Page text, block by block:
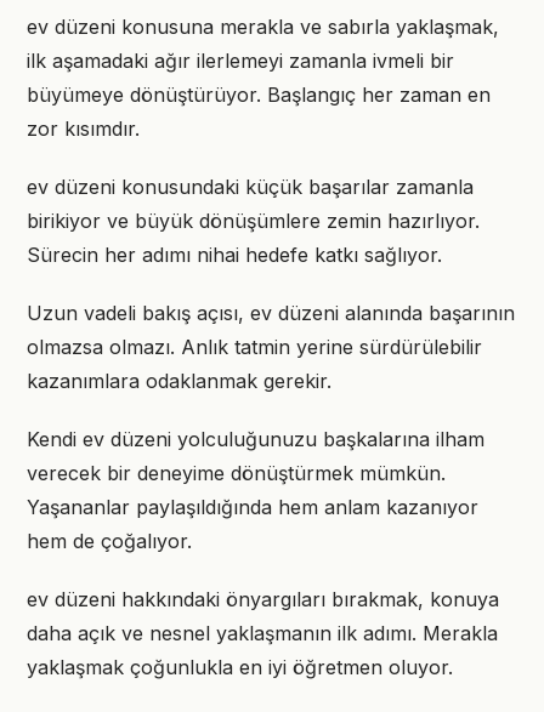
ev düzeni konusuna merakla ve sabırla yaklaşmak,
ilk aşamadaki ağır ilerlemeyi zamanla ivmeli bir
büyümeye dönüştürüyor. Başlangıç her zaman en
zor kısımdır.
ev düzeni konusundaki küçük başarılar zamanla
birikiyor ve büyük dönüşümlere zemin hazırlıyor.
Sürecin her adımı nihai hedefe katkı sağlıyor.
Uzun vadeli bakış açısı, ev düzeni alanında başarının
olmazsa olmazı. Anlık tatmin yerine sürdürülebilir
kazanımlara odaklanmak gerekir.
Kendi ev düzeni yolculuğunuzu başkalarına ilham
verecek bir deneyime dönüştürmek mümkün.
Yaşananlar paylaşıldığında hem anlam kazanıyor
hem de çoğalıyor.
ev düzeni hakkındaki önyargıları bırakmak, konuya
daha açık ve nesnel yaklaşmanın ilk adımı. Merakla
yaklaşmak çoğunlukla en iyi öğretmen oluyor.